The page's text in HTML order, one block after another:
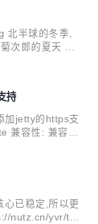
例行
卡包A...
北半球的冬季,
次郎的夏天 兼
druid版本 b
缀不一致 by r
址 by...
持
加jetty的https支
兼容性: 兼容2.
: nutz.io 社
nutz.cn/yvr/t/7